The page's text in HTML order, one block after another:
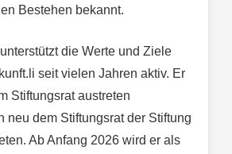
Bestehen bekannt.
die Werte und Ziele
seit vielen Jahren aktiv. Er
Stiftungsrat austreten
neu dem Stiftungsrat der Stiftung
Ab Anfang 2026 wird er als